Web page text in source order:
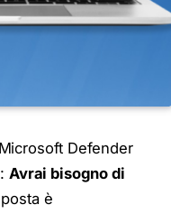
Defender
Avrai bisogno di
è